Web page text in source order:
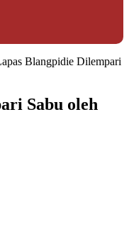
Blangpidie Dilempari
Sabu oleh